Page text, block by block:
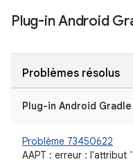
Plug-in Android
Problèmes résolus
Plug-in Android Gradle
Problème 73450622
AAPT : erreur : l'attribut